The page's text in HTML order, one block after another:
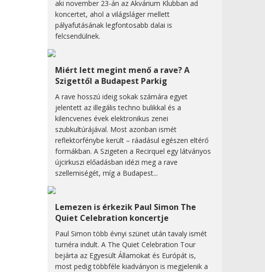
aki november 23-án az Akvárium Klubban ad
koncertet, ahol a világsláger mellett
pályafutásának legfontosabb dalai is
felcsendülnek.
Miért lett megint menő a rave? A
Szigettől a Budapest Parkig
A rave hosszú ideig sokak számára egyet
jelentett az illegális techno bulikkal és a
kilencvenes évek elektronikus zenei
szubkultúrájával. Most azonban ismét
reflektorfénybe került – ráadásul egészen eltérő
formákban. A Szigeten a Recirquel egy látványos
újcirkuszi előadásban idézi meg a rave
szellemiségét, míg a Budapest...
Lemezen is érkezik Paul Simon The
Quiet Celebration koncertje
Paul Simon több évnyi szünet után tavaly ismét
turnéra indult. A The Quiet Celebration Tour
bejárta az Egyesült Államokat és Európát is,
most pedig többféle kiadványon is megjelenik a